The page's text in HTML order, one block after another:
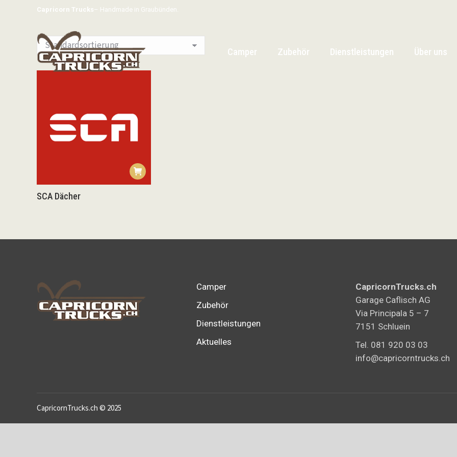
Capricorn Trucks– Handmade in Graubünden.
Camper Zubehör Dienstleistungen Über uns
SCA Dächer
Camper
Zubehör
Dienstleistungen
Aktuelles
CapricornTrucks.ch
Garage Caflisch AG
Via Principala 5 – 7
7151 Schluein
Tel. 081 920 03 03
info@capricorntrucks.ch
CapricornTrucks.ch © 2025